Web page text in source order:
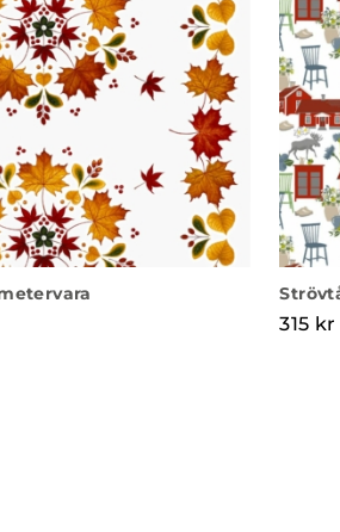
priset var: 299 kr.
nuvarande priset är: 149 kr.315 kr